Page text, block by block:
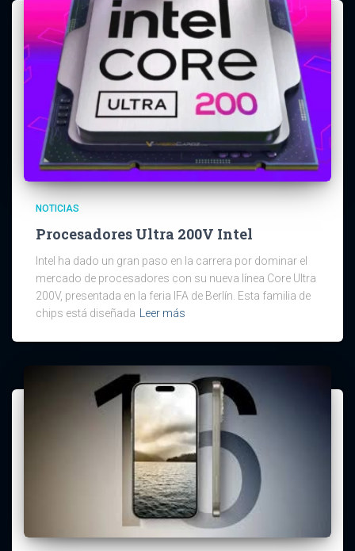
NOTICIAS
Procesadores Ultra 200V Intel
Intel ha dado un gran paso en la carrera por dominar el
mercado de procesadores con su nueva línea Core Ultra
200V, presentada en la feria IFA de Berlín. Esta familia de
chips está diseñada
Leer más